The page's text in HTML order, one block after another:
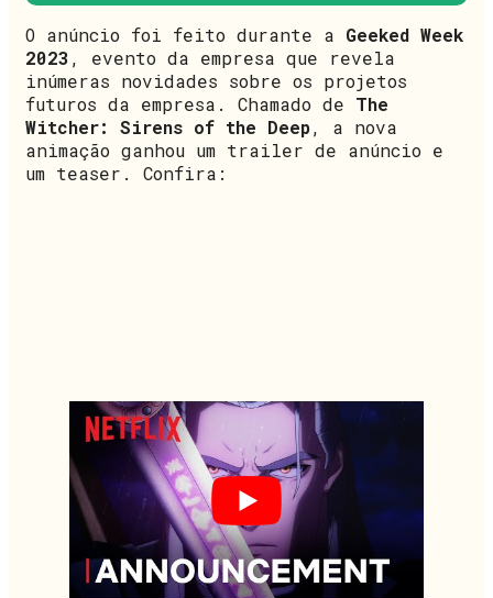
O anúncio foi feito durante a Geeked Week
2023, evento da empresa que revela
inúmeras novidades sobre os projetos
futuros da empresa. Chamado de The
Witcher: Sirens of the Deep, a nova
animação ganhou um trailer de anúncio e
um teaser. Confira: